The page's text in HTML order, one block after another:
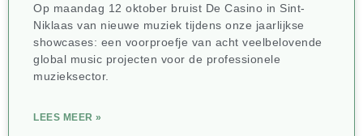
Op maandag 12 oktober bruist De Casino in Sint-
Niklaas van nieuwe muziek tijdens onze jaarlijkse
showcases: een voorproefje van acht veelbelovende
global music projecten voor de professionele
muzieksector.
LEES MEER »